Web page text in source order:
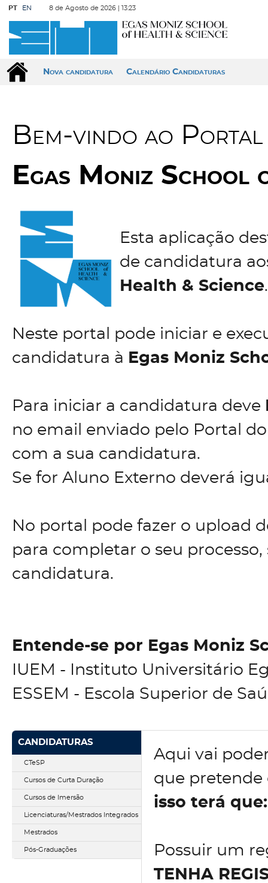
PT EN 8 de Agosto de 2026 | 13:23
Nova candidatura Calendário Candidaturas
Bem-vindo ao
Egas Moniz School
Esta aplicação
de candidatura
Health & Science.
Neste portal pode iniciar e
candidatura à Egas Moniz
Para iniciar a candidatura deve
no email enviado pelo Portal
com a sua candidatura.
Se for Aluno Externo deverá
No portal pode fazer o upload
para completar o seu
candidatura.
Entende-se por Egas Moniz
IUEM - Instituto Universitário
ESSEM - Escola Superior de
CANDIDATURAS
CTeSP
Cursos de Curta Duração
Cursos de Imersão
Licenciaturas/Mestrados Integrados
Mestrados
Pós-Graduações
Aqui vai
que pretende
isso terá que:
Possuir um
TENHA